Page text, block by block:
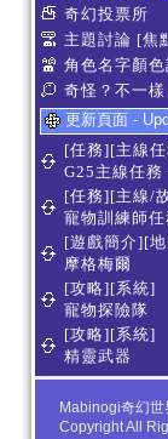
奇幻投票所
主題討論 [焦
角色名字顏色
奇怪？不一樣
更新頁面 -
[任務][主線
G25主線任務
[任務][主線/
寵物訓練師任
[遊戲簡介][
摩格梅爾
[攻略][系統]
寵物探險隊
[攻略][系統]
精靈武器
Mabinogi奇幻
Copyright All